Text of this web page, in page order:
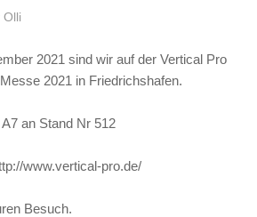
Olli
2021 sind wir auf der Vertical Pro
2021 in Friedrichshafen.
an Stand Nr 512
www.vertical-pro.de/
Besuch.